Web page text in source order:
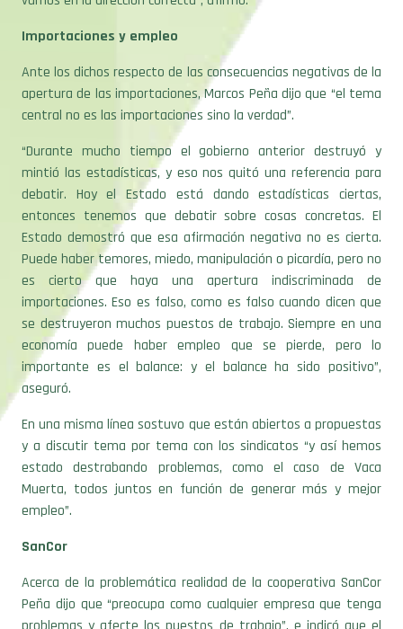
Importaciones y empleo
Ante los dichos respecto de las consecuencias negativas de la
apertura de las importaciones, Marcos Peña dijo que “el tema
central no es las importaciones sino la verdad”.
“Durante mucho tiempo el gobierno anterior destruyó y
mintió las estadísticas, y eso nos quitó una referencia para
debatir. Hoy el Estado está dando estadísticas ciertas,
entonces tenemos que debatir sobre cosas concretas. El
Estado demostró que esa afirmación negativa no es cierta.
Puede haber temores, miedo, manipulación o picardía, pero no
es cierto que haya una apertura indiscriminada de
importaciones. Eso es falso, como es falso cuando dicen que
se destruyeron muchos puestos de trabajo. Siempre en una
economía puede haber empleo que se pierde, pero lo
importante es el balance: y el balance ha sido positivo”,
aseguró.
En una misma línea sostuvo que están abiertos a propuestas
y a discutir tema por tema con los sindicatos “y así hemos
estado destrabando problemas, como el caso de Vaca
Muerta, todos juntos en función de generar más y mejor
empleo”.
SanCor
Acerca de la problemática realidad de la cooperativa SanCor
Peña dijo que “preocupa como cualquier empresa que tenga
problemas y afecte los puestos de trabajo”, e indicó que el
año pasado asistieron varias veces a SanCor con cientos de